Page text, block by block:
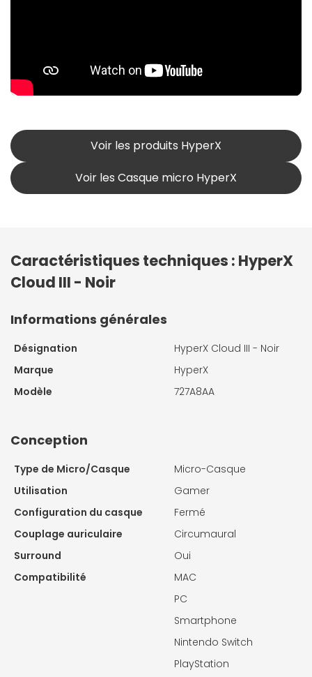
Voir les produits HyperX
Voir les Casque micro HyperX
Caractéristiques techniques : HyperX
Cloud III - Noir
Informations générales
Désignation
HyperX Cloud III - Noir
Marque
HyperX
Modèle
727A8AA
Conception
Type de Micro/Casque
Micro-Casque
Utilisation
Gamer
Configuration du casque
Fermé
Couplage auriculaire
Circumaural
Surround
Oui
Compatibilité
MAC
PC
Smartphone
Nintendo Switch
PlayStation